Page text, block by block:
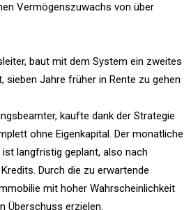
Vermögenszuwachs von über
baut mit dem System ein zweites
sieben Jahre früher in Rente zu gehen
kaufte dank der Strategie
ohne Eigenkapital. Der monatliche
ist langfristig geplant, also nach
Durch die zu erwartende
mit hoher Wahrscheinlichkeit
Überschuss erzielen.